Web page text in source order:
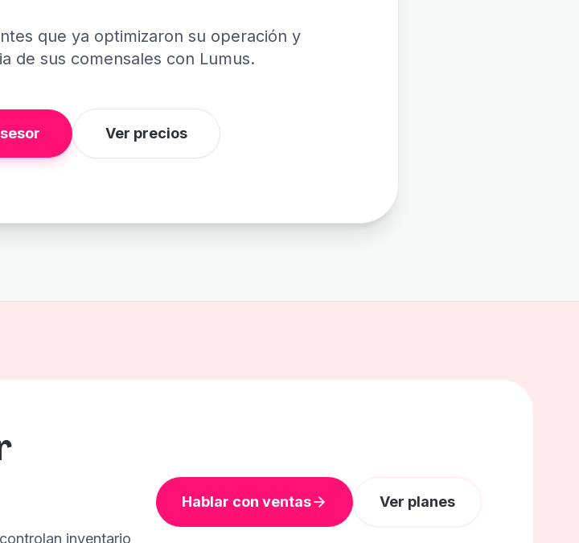
que ya optimizaron su operación y
de sus comensales con Lumus.
Ver precios
inventario
Hablar con ventas Ver planes